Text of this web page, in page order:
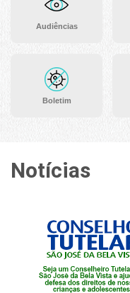
Audiências
Boletim
Notícias